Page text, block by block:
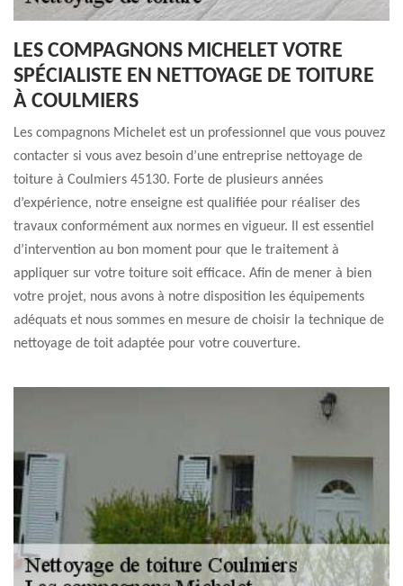
LES COMPAGNONS MICHELET VOTRE
SPÉCIALISTE EN NETTOYAGE DE TOITURE
À COULMIERS
Les compagnons Michelet est un professionnel que vous pouvez
contacter si vous avez besoin d’une entreprise nettoyage de
toiture à Coulmiers 45130. Forte de plusieurs années
d’expérience, notre enseigne est qualifiée pour réaliser des
travaux conformément aux normes en vigueur. Il est essentiel
d’intervention au bon moment pour que le traitement à
appliquer sur votre toiture soit efficace. Afin de mener à bien
votre projet, nous avons à notre disposition les équipements
adéquats et nous sommes en mesure de choisir la technique de
nettoyage de toit adaptée pour votre couverture.